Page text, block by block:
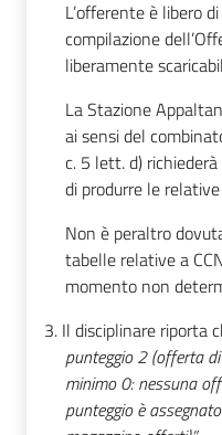
L’offerente è libero
compilazione
liberamente
La Stazione
ai sensi del
c. 5 lett. d)
di produrre le
Non è peraltro
tabelle relative a
momento non
3. Il disciplinare riporta
punteggio 2 (offerta
minimo 0: nessuna
punteggio è